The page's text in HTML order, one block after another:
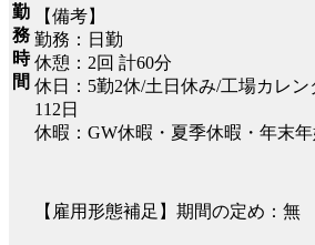
勤
務
時
間
【備考】
勤務：日勤
休憩：2回 計60分
休日：5勤2休/土日休み/工場カレン
112日
休暇：GW休暇・夏季休暇・年末
【雇用形態補足】期間の定め：無